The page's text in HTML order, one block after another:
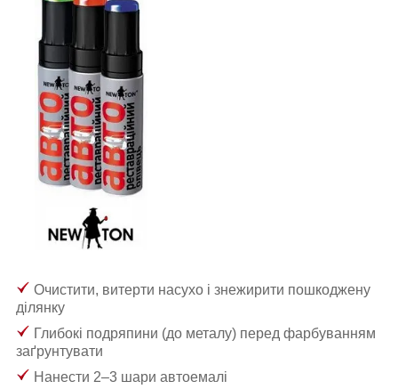
Очистити, витерти насухо і знежирити пошкоджену
ділянку
Глибокі подряпини (до металу) перед фарбуванням
заґрунтувати
Нанести 2–3 шари автоемалі